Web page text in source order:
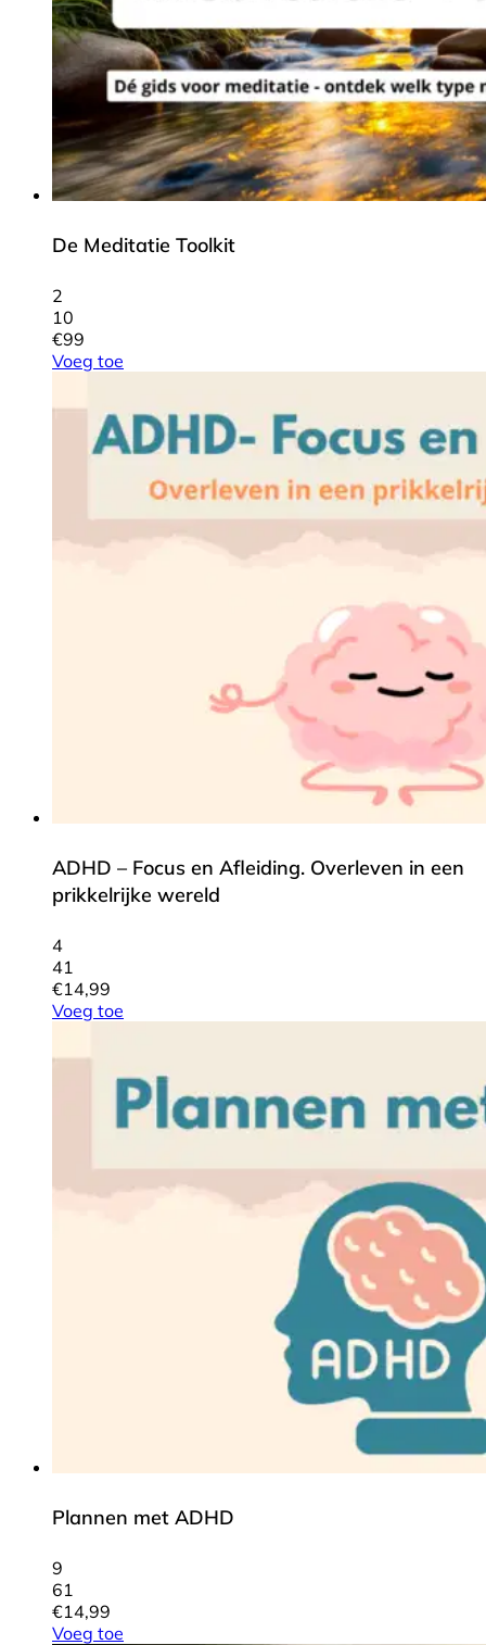
De Meditatie Toolkit
2
10
€99
Voeg toe
ADHD – Focus en Afleiding. Overleven in een
prikkelrijke wereld
4
41
€14,99
Voeg toe
Plannen met ADHD
9
61
€14,99
Voeg toe